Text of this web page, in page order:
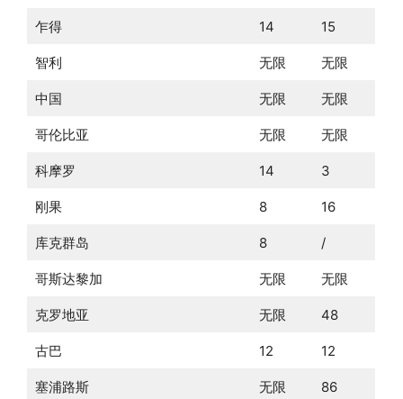
乍得 14 15
智利 无限 无限
中国 无限 无限
哥伦比亚 无限 无限
科摩罗 14 3
刚果 8 16
库克群岛 8 /
哥斯达黎加 无限 无限
克罗地亚 无限 48
古巴 12 12
塞浦路斯 无限 86